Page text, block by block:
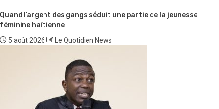
Quand l’argent des gangs séduit une partie de la jeunesse
féminine haïtienne
5 août 2026 Le Quotidien News